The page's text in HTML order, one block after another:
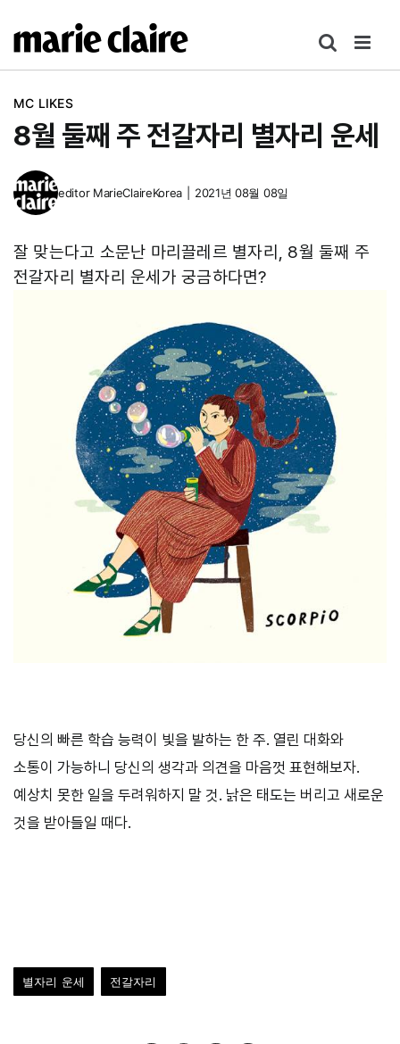
텐
MC LIKES
8월 둘째 주 전갈자리 별자리 운세
editor MarieClaireKorea 2021년 08월 08일
잘 맞는다고 소문난 마리끌레르 별자리, 8월 둘째 주
전갈자리 별자리 운세가 궁금하다면?
당신의 빠른 학습 능력이 빛을 발하는 한 주. 열린 대화와
소통이 가능하니 당신의 생각과 의견을 마음껏 표현해보자.
예상치 못한 일을 두려워하지 말 것. 낡은 태도는 버리고 새로운
것을 받아들일 때다.
별자리 운세 전갈자리